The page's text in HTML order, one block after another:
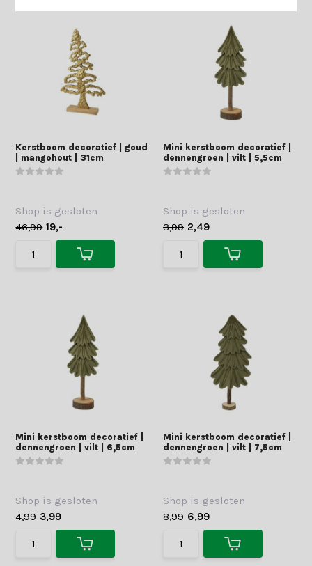
Kerstboom decoratief | goud
| mangohout | 31cm
Shop is gesloten
46,99 19,-
Mini kerstboom decoratief |
dennengroen | vilt | 5,5cm
Shop is gesloten
3,99 2,49
Mini kerstboom decoratief |
dennengroen | vilt | 6,5cm
Shop is gesloten
4,99 3,99
Mini kerstboom decoratief |
dennengroen | vilt | 7,5cm
Shop is gesloten
8,99 6,99